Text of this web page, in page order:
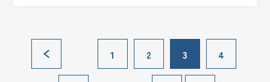
« 1 2 3 4